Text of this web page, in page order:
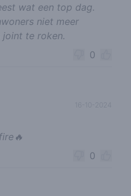
wat een top dag.
niet meer
joint te roken.
0
0